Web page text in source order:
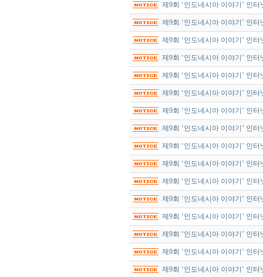
제9회 ‘인도네시아 이야기’ 인
제9회 ‘인도네시아 이야기’ 인
제9회 ‘인도네시아 이야기’ 인
제9회 ‘인도네시아 이야기’ 인
제9회 ‘인도네시아 이야기’ 인
제9회 ‘인도네시아 이야기’ 인
제9회 ‘인도네시아 이야기’ 인
제9회 ‘인도네시아 이야기’ 인
제9회 ‘인도네시아 이야기’ 인
제9회 ‘인도네시아 이야기’ 인
제9회 ‘인도네시아 이야기’ 인
제9회 ‘인도네시아 이야기’ 인
제9회 ‘인도네시아 이야기’ 인
제9회 ‘인도네시아 이야기’ 인
제9회 ‘인도네시아 이야기’ 인
제9회 ‘인도네시아 이야기’ 인